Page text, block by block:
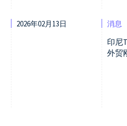
2026年02月13日 消息
印尼
外贸